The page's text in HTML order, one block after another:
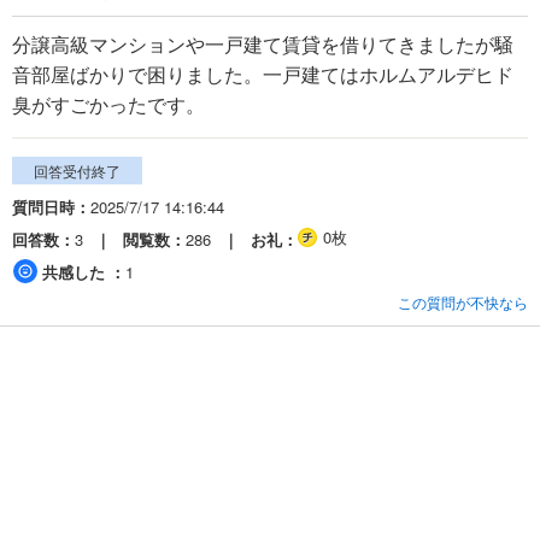
分譲高級マンションや一戸建て賃貸を借りてきましたが騒
音部屋ばかりで困りました。一戸建てはホルムアルデヒド
臭がすごかったです。
回答受付終了
質問日時
2025/7/17 14:16:44
回答数
3 閲覧数 286 お礼
0枚
共感した
1
この質問が不快なら